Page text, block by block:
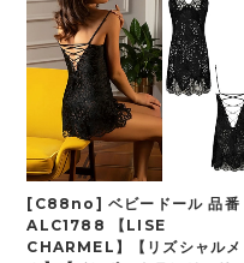
[C88no] ベビードール 品番
ALC1788 【LISE
CHARMEL】【リズシャルメ